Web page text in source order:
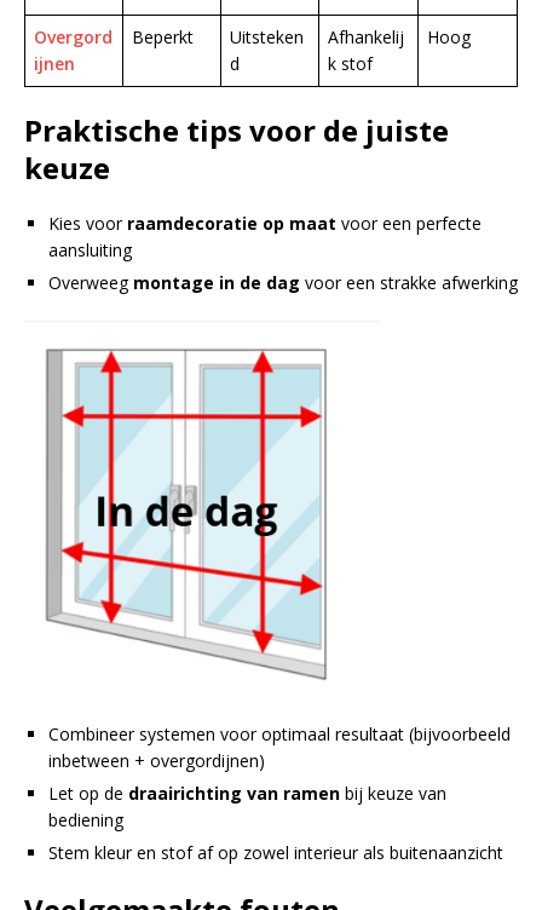
Overgord
ijnen
Beperkt
Uitsteken
d
Afhankelij
k stof
Hoog
Praktische tips voor de juiste
keuze
Kies voor raamdecoratie op maat voor een perfecte
aansluiting
Overweeg montage in de dag voor een strakke afwerking
Combineer systemen voor optimaal resultaat (bijvoorbeeld
inbetween + overgordijnen)
Let op de draairichting van ramen bij keuze van
bediening
Stem kleur en stof af op zowel interieur als buitenaanzicht